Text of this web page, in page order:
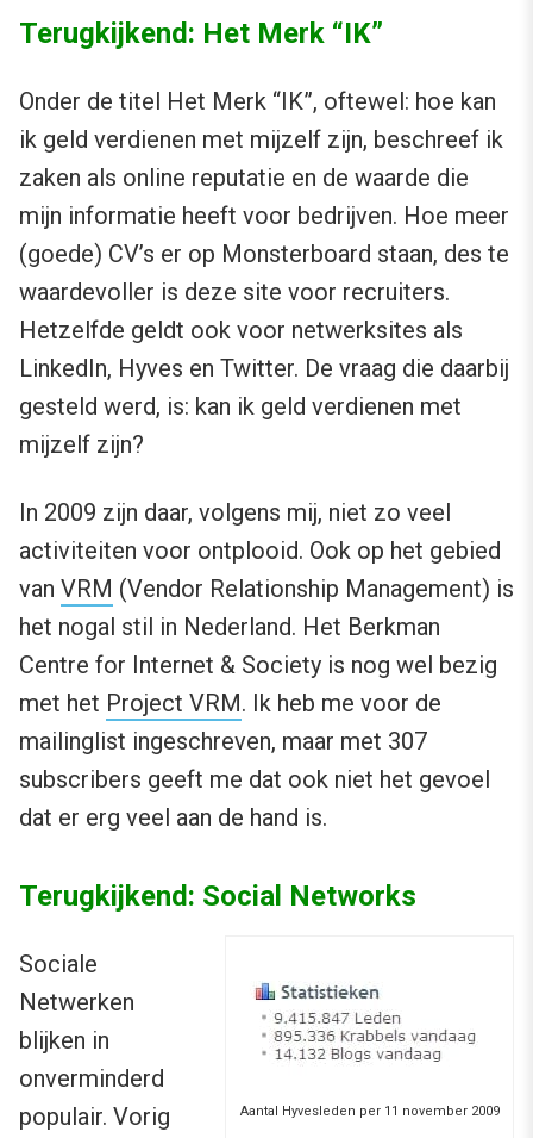
Terugkijkend: Het Merk “IK”
Onder de titel Het Merk “IK”, oftewel: hoe kan
ik geld verdienen met mijzelf zijn, beschreef ik
zaken als online reputatie en de waarde die
mijn informatie heeft voor bedrijven. Hoe meer
(goede) CV’s er op Monsterboard staan, des te
waardevoller is deze site voor recruiters.
Hetzelfde geldt ook voor netwerksites als
LinkedIn, Hyves en Twitter. De vraag die daarbij
gesteld werd, is: kan ik geld verdienen met
mijzelf zijn?
In 2009 zijn daar, volgens mij, niet zo veel
activiteiten voor ontplooid. Ook op het gebied
van VRM (Vendor Relationship Management) is
het nogal stil in Nederland. Het Berkman
Centre for Internet & Society is nog wel bezig
met het Project VRM. Ik heb me voor de
mailinglist ingeschreven, maar met 307
subscribers geeft me dat ook niet het gevoel
dat er erg veel aan de hand is.
Terugkijkend: Social Networks
Aantal Hyvesleden per 11 november 2009
Sociale
Netwerken
blijken in
onverminderd
populair. Vorig